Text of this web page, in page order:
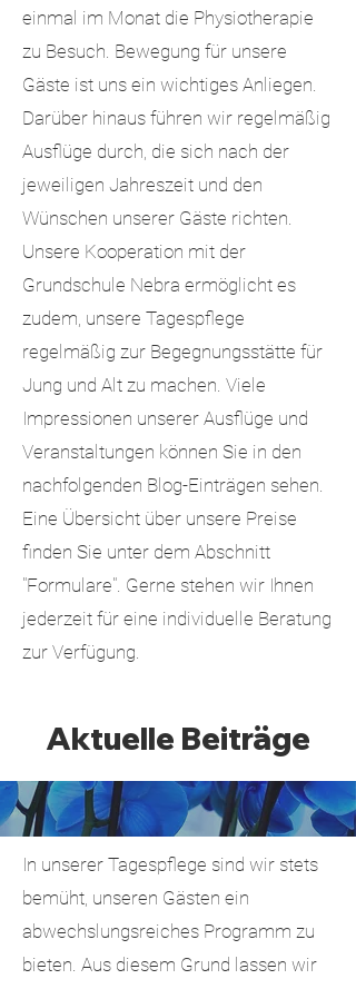
einmal im Monat die Physiotherapie
zu Besuch. Bewegung für unsere
Gäste ist uns ein wichtiges Anliegen.
Darüber hinaus führen wir regelmäßig
Ausflüge durch, die sich nach der
jeweiligen Jahreszeit und den
Wünschen unserer Gäste richten.
Unsere Kooperation mit der
Grundschule Nebra ermöglicht es
zudem, unsere Tagespflege
regelmäßig zur Begegnungsstätte für
Jung und Alt zu machen. Viele
Impressionen unserer Ausflüge und
Veranstaltungen können Sie in den
nachfolgenden Blog-Einträgen sehen.
Eine Übersicht über unsere Preise
finden Sie unter dem Abschnitt
"Formulare". Gerne stehen wir Ihnen
jederzeit für eine individuelle Beratung
zur Verfügung.
Aktuelle Beiträge
In unserer Tagespflege sind wir stets
bemüht, unseren Gästen ein
abwechslungsreiches Programm zu
bieten. Aus diesem Grund lassen wir